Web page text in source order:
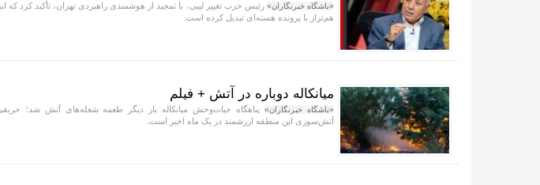
«باشگاه خبرنگاران» رئیس حزب تغییر لیبی، با تمجید از هوشمندی راهبردی تهران، تأکید کرد که
هم‌تراز با پرونده هسته‌ای تبدیل کرده است.
میانکاله دوباره در آتش + فیلم
«باشگاه خبرنگاران»پناهگاه حیات‌وحش میانکاله بار دیگر طعمه شعله‌های آتش شد؛
آتش‌سوزی این منطقه ارزشمند در یک ماه اخیر است.